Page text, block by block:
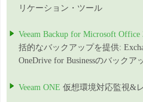
リケーション・ツール
Veeam Backup for Microsoft Office
括的なバックアップを提供:
OneDrive for Businessのバックア
Veeam ONE 仮想環境対応監視&